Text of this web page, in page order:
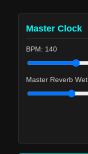
Master Clock
BPM: 140
Master Reverb Wet